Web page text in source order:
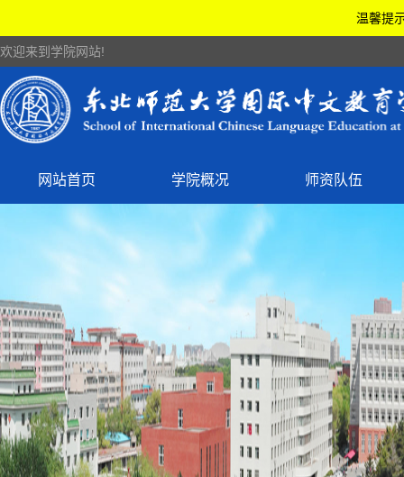
温馨提
欢迎来到学院网站!
网站首页 学院概况 师资队伍